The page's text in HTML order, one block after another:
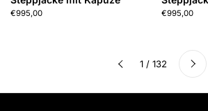
€995,00 €995,00
Zurück 1 / 132 Weiter